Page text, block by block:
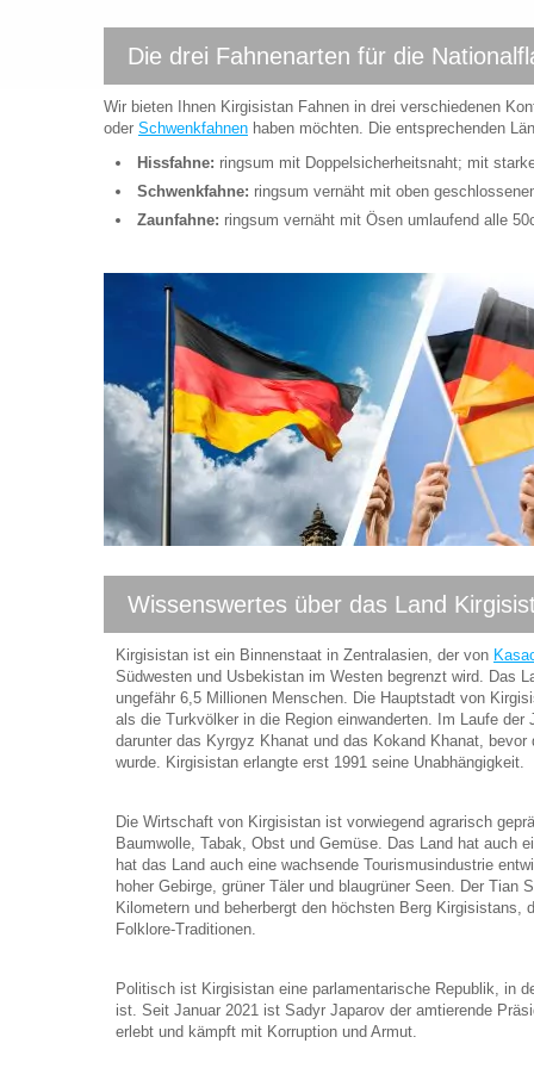
Die drei Fahnenarten für die
Wir bieten Ihnen Kirgisistan Fahnen in drei verschiedenen
oder Schwenkfahnen haben möchten. Die entsprechenden
Hissfahne: ringsum mit Doppelsicherheitsnaht; mit
Schwenkfahne: ringsum vernäht mit oben
Zaunfahne: ringsum vernäht mit Ösen umlaufend alle
Wissenswertes über das Land
Kirgisistan ist ein Binnenstaat in Zentralasien, der von
Südwesten und Usbekistan im Westen begrenzt wird. Das
ungefähr 6,5 Millionen Menschen. Die Hauptstadt von
als die Turkvölker in die Region einwanderten. Im Laufe
darunter das Kyrgyz Khanat und das Kokand Khanat,
wurde. Kirgisistan erlangte erst 1991 seine Unabhängigkeit.
Die Wirtschaft von Kirgisistan ist vorwiegend agrarisch
Baumwolle, Tabak, Obst und Gemüse. Das Land hat auch
hat das Land auch eine wachsende Tourismusindustrie
hoher Gebirge, grüner Täler und blaugrüner Seen. Der
Kilometern und beherbergt den höchsten Berg
Folklore-Traditionen.
Politisch ist Kirgisistan eine parlamentarische Republik, in
ist. Seit Januar 2021 ist Sadyr Japarov der amtierende
erlebt und kämpft mit Korruption und Armut.